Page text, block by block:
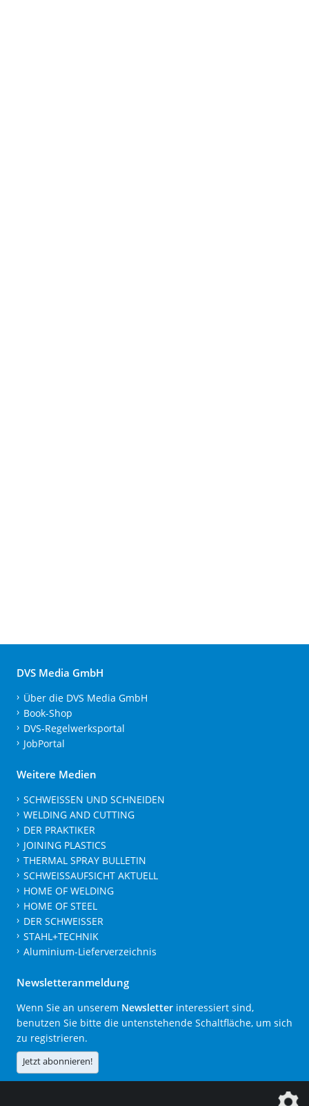
DVS Media GmbH
Über die DVS Media GmbH
Book-Shop
DVS-Regelwerksportal
JobPortal
Weitere Medien
SCHWEISSEN UND SCHNEIDEN
WELDING AND CUTTING
DER PRAKTIKER
JOINING PLASTICS
THERMAL SPRAY BULLETIN
SCHWEISSAUFSICHT AKTUELL
HOME OF WELDING
HOME OF STEEL
DER SCHWEISSER
STAHL+TECHNIK
Aluminium-Lieferverzeichnis
Newsletteranmeldung
Wenn Sie an unserem Newsletter interessiert sind,
benutzen Sie bitte die untenstehende Schaltfläche, um sich
zu registrieren.
Jetzt abonnieren!